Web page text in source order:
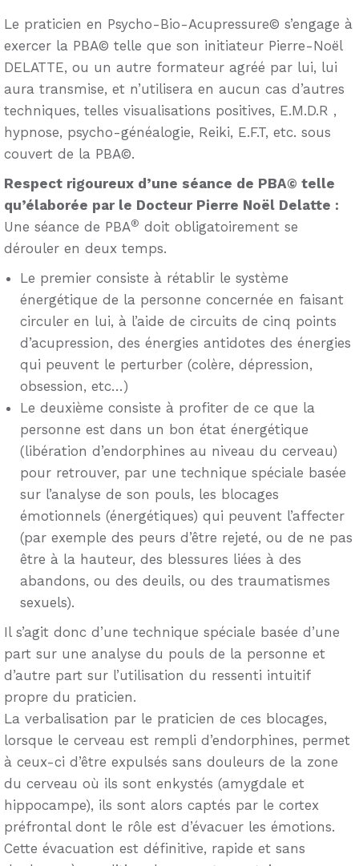
Le praticien en Psycho-Bio-Acupressure© s’engage à
exercer la PBA© telle que son initiateur Pierre-Noël
DELATTE, ou un autre formateur agréé par lui, lui
aura transmise, et n’utilisera en aucun cas d’autres
techniques, telles visualisations positives, E.M.D.R ,
hypnose, psycho-généalogie, Reiki, E.F.T, etc. sous
couvert de la PBA©.
Respect rigoureux d’une séance de PBA© telle
qu’élaborée par le Docteur Pierre Noël Delatte :
Une séance de PBA® doit obligatoirement se
dérouler en deux temps.
Le premier consiste à rétablir le système
énergétique de la personne concernée en faisant
circuler en lui, à l’aide de circuits de cinq points
d’acupression, des énergies antidotes des énergies
qui peuvent le perturber (colère, dépression,
obsession, etc…)
Le deuxième consiste à profiter de ce que la
personne est dans un bon état énergétique
(libération d’endorphines au niveau du cerveau)
pour retrouver, par une technique spéciale basée
sur l’analyse de son pouls, les blocages
émotionnels (énergétiques) qui peuvent l’affecter
(par exemple des peurs d’être rejeté, ou de ne pas
être à la hauteur, des blessures liées à des
abandons, ou des deuils, ou des traumatismes
sexuels).
Il s’agit donc d’une technique spéciale basée d’une
part sur une analyse du pouls de la personne et
d’autre part sur l’utilisation du ressenti intuitif
propre du praticien.
La verbalisation par le praticien de ces blocages,
lorsque le cerveau est rempli d’endorphines, permet
à ceux-ci d’être expulsés sans douleurs de la zone
du cerveau où ils sont enkystés (amygdale et
hippocampe), ils sont alors captés par le cortex
préfrontal dont le rôle est d’évacuer les émotions.
Cette évacuation est définitive, rapide et sans